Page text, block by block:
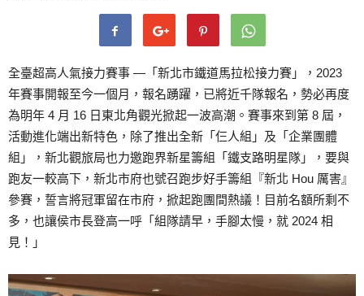
全臺超高人氣接力賽事 —「新北市鐵道馬拉松接力賽」，2023
年賽事開報至今一個月，報名踴躍，已將近千隊報名，勢必再度
為明年 4 月 16 日東北角觀光掀起一波高潮。賽事來到第 8 屆，
活動進化端出新特色，除了推出全新「仨人組」及「企業團體
組」，新北觀旅局也力邀跑界新星籌組「鐵支路明星隊」，要與
跑友一較高下，新北市府也號召跑步好手籌組『新北 Hou 厲害』
參賽，誓言將冠軍留在市府，掀起跑團間熱議！目前名額所剩不
多，也讓侯市長登高一呼「組隊請早，手腳太慢，就 2024 相
見！」